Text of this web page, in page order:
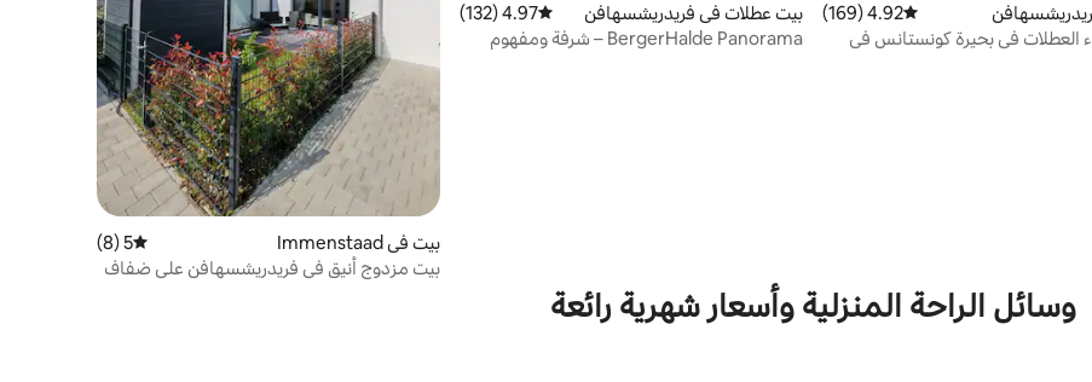
متوسط التقييم 4.92 من 5، 169 مراجعات
4.92 (169)
العطلات في بحيرة كونستانس في
بيت عطلات في فريدريشسهافن متوسط التقييم 4.97 من 5، 132 مراجعات
4.97 (132)
BergerHalde Panorama – شرفة ومفهوم
بيت في Immenstaad متوسط التقييم 5 من 5، 8 مراجعات
5 (8)
بيت مزدوج أنيق في فريدريشسهافن على ضفاف
وسائل الراحة المنزلية وأسعار شهرية رائعة